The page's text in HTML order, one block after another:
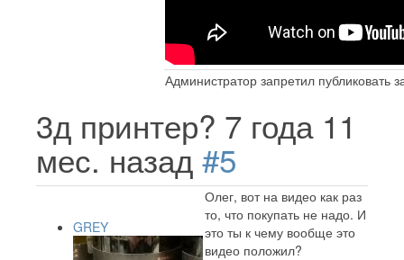
Администратор запретил публиковать
3д принтер? 7 года 11
мес. назад #5
GREY
Олег, вот на видео как раз
то, что покупать не надо. И
это ты к чему вообще это
видео положил?